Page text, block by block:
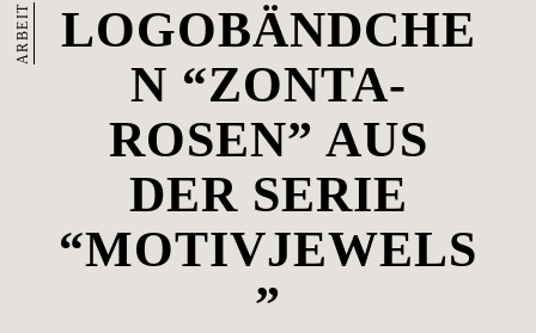
LOGOBÄNDCHE
N “ZONTA-
ROSEN” AUS
DER SERIE
“MOTIVJEWELS
”
ARBEIT